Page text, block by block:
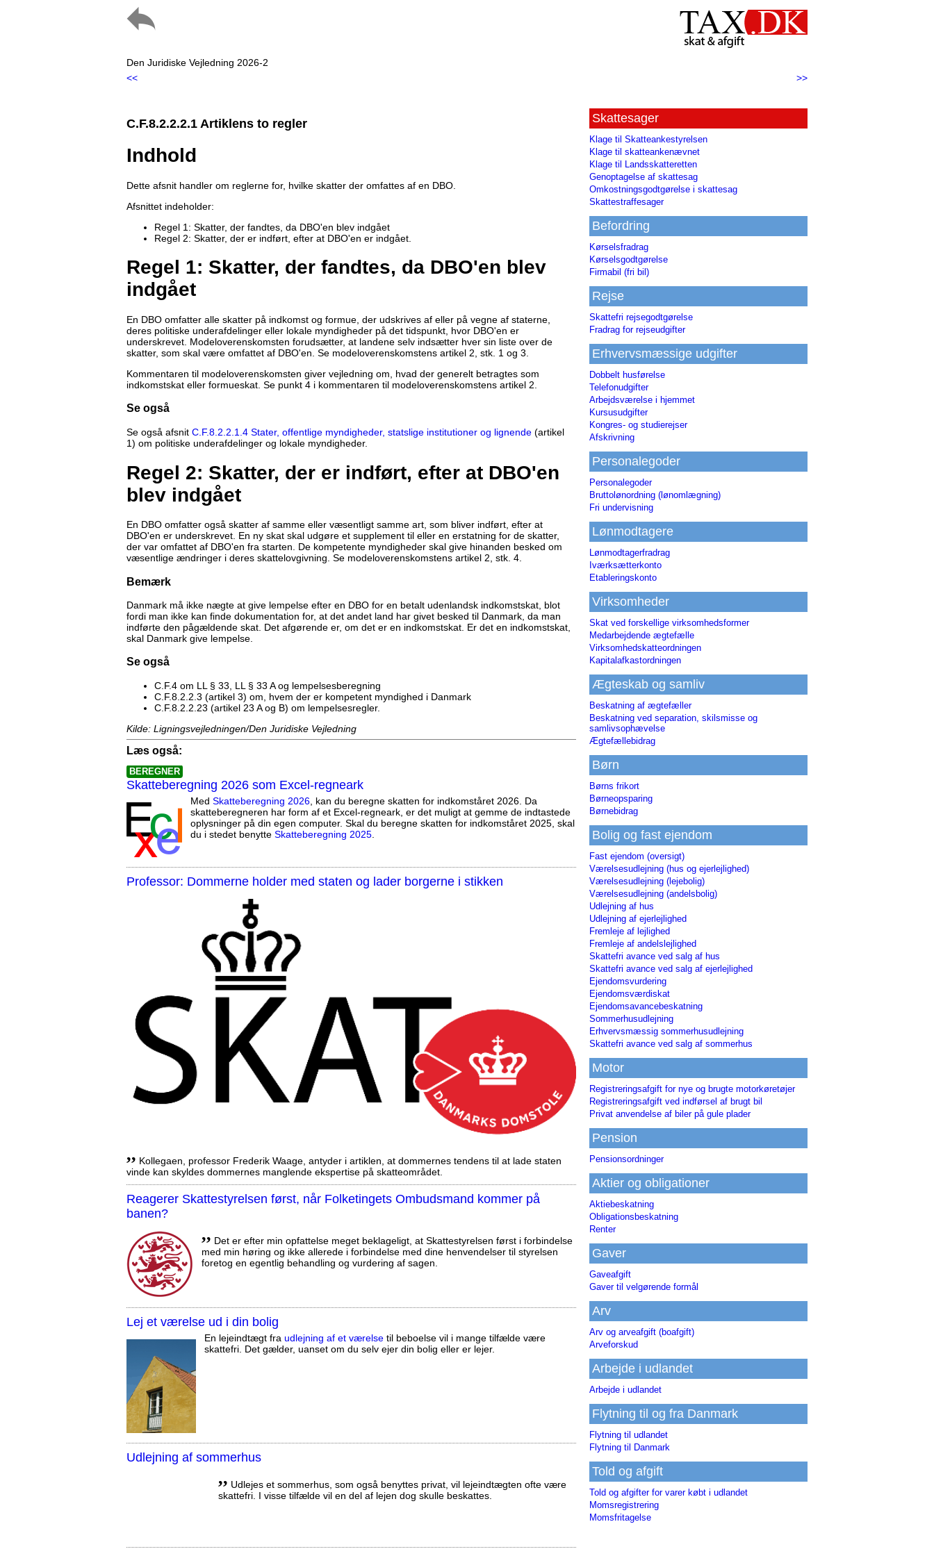
Den Juridiske Vejledning 2026-2
<<
>>
C.F.8.2.2.2.1 Artiklens to regler
Indhold
Dette afsnit handler om reglerne for, hvilke skatter der omfattes af en DBO.
Afsnittet indeholder:
Regel 1: Skatter, der fandtes, da DBO'en blev indgået
Regel 2: Skatter, der er indført, efter at DBO'en er indgået.
Regel 1: Skatter, der fandtes, da DBO'en blev
indgået
En DBO omfatter alle skatter på indkomst og formue, der udskrives af eller på vegne af staterne,
deres politiske underafdelinger eller lokale myndigheder på det tidspunkt, hvor DBO'en er
underskrevet. Modeloverenskomsten forudsætter, at landene selv indsætter hver sin liste over de
skatter, som skal være omfattet af DBO'en. Se modeloverenskomstens artikel 2, stk. 1 og 3.
Kommentaren til modeloverenskomsten giver vejledning om, hvad der generelt betragtes som
indkomstskat eller formueskat. Se punkt 4 i kommentaren til modeloverenskomstens artikel 2.
Se også
Se også afsnit C.F.8.2.2.1.4 Stater, offentlige myndigheder, statslige institutioner og lignende (artikel
1) om politiske underafdelinger og lokale myndigheder.
Regel 2: Skatter, der er indført, efter at DBO'en
blev indgået
En DBO omfatter også skatter af samme eller væsentligt samme art, som bliver indført, efter at
DBO'en er underskrevet. En ny skat skal udgøre et supplement til eller en erstatning for de skatter,
der var omfattet af DBO'en fra starten. De kompetente myndigheder skal give hinanden besked om
væsentlige ændringer i deres skattelovgivning. Se modeloverenskomstens artikel 2, stk. 4.
Bemærk
Danmark må ikke nægte at give lempelse efter en DBO for en betalt udenlandsk indkomstskat, blot
fordi man ikke kan finde dokumentation for, at det andet land har givet besked til Danmark, da man
indførte den pågældende skat. Det afgørende er, om det er en indkomstskat. Er det en indkomstskat,
skal Danmark give lempelse.
Se også
C.F.4 om LL § 33, LL § 33 A og lempelsesberegning
C.F.8.2.2.3 (artikel 3) om, hvem der er kompetent myndighed i Danmark
C.F.8.2.2.23 (artikel 23 A og B) om lempelsesregler.
Kilde: Ligningsvejledningen/Den Juridiske Vejledning
Læs også:
BEREGNER
Skatteberegning 2026 som Excel-regneark
Med Skatteberegning 2026 , kan du beregne skatten for indkomståret 2026. Da
skatteberegneren har form af et Excel-regneark, er det muligt at gemme de indtastede
oplysninger på din egen computer. Skal du beregne skatten for indkomståret 2025, skal
du i stedet benytte Skatteberegning 2025
Professor: Dommerne holder med staten og lader borgerne i stikken
,, Kollegaen, professor Frederik Waage, antyder i artiklen, at dommernes tendens til at lade staten
vinde kan skyldes dommernes manglende ekspertise på skatteområdet.
Reagerer Skattestyrelsen først, når Folketingets Ombudsmand kommer på
banen?
,, Det er efter min opfattelse meget beklageligt, at Skattestyrelsen først i forbindelse
med min høring og ikke allerede i forbindelse med dine henvendelser til styrelsen
foretog en egentlig behandling og vurdering af sagen.
Lej et værelse ud i din bolig
En lejeindtægt fra udlejning af et værelse til beboelse vil i mange tilfælde være
skattefri. Det gælder, uanset om du selv ejer din bolig eller er lejer.
Udlejning af sommerhus
,, Udlejes et sommerhus, som også benyttes privat, vil lejeindtægten ofte være
skattefri. I visse tilfælde vil en del af lejen dog skulle beskattes.
Skattesager
Klage til Skatteankestyrelsen
Klage til skatteankenævnet
Klage til Landsskatteretten
Genoptagelse af skattesag
Omkostningsgodtgørelse i skattesag
Skattestraffesager
Befordring
Kørselsfradrag
Kørselsgodtgørelse
Firmabil (fri bil)
Rejse
Skattefri rejsegodtgørelse
Fradrag for rejseudgifter
Erhvervsmæssige udgifter
Dobbelt husførelse
Telefonudgifter
Arbejdsværelse i hjemmet
Kursusudgifter
Kongres- og studierejser
Afskrivning
Personalegoder
Personalegoder
Bruttolønordning (lønomlægning)
Fri undervisning
Lønmodtagere
Lønmodtagerfradrag
Iværksætterkonto
Etableringskonto
Virksomheder
Skat ved forskellige virksomhedsformer
Medarbejdende ægtefælle
Virksomhedskatteordningen
Kapitalafkastordningen
Ægteskab og samliv
Beskatning af ægtefæller
Beskatning ved separation, skilsmisse og
samlivsophævelse
Ægtefællebidrag
Børn
Børns frikort
Børneopsparing
Børnebidrag
Bolig og fast ejendom
Fast ejendom (oversigt)
Værelsesudlejning (hus og ejerlejlighed)
Værelsesudlejning (lejebolig)
Værelsesudlejning (andelsbolig)
Udlejning af hus
Udlejning af ejerlejlighed
Fremleje af lejlighed
Fremleje af andelslejlighed
Skattefri avance ved salg af hus
Skattefri avance ved salg af ejerlejlighed
Ejendomsvurdering
Ejendomsværdiskat
Ejendomsavancebeskatning
Sommerhusudlejning
Erhvervsmæssig sommerhusudlejning
Skattefri avance ved salg af sommerhus
Motor
Registreringsafgift for nye og brugte motorkøretøjer
Registreringsafgift ved indførsel af brugt bil
Privat anvendelse af biler på gule plader
Pension
Pensionsordninger
Aktier og obligationer
Aktiebeskatning
Obligationsbeskatning
Renter
Gaver
Gaveafgift
Gaver til velgørende formål
Arv
Arv og arveafgift (boafgift)
Arveforskud
Arbejde i udlandet
Arbejde i udlandet
Flytning til og fra Danmark
Flytning til udlandet
Flytning til Danmark
Told og afgift
Told og afgifter for varer købt i udlandet
Momsregistrering
Momsfritagelse